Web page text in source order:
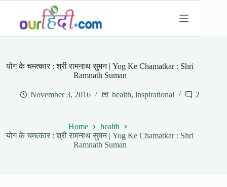
content
योग के चमत्कार : श्री रामनाथ सुमन | Yog Ke Chamatkar : Shri
Ramnath Suman
November 3, 2016 health,inspirational 2
Home
health
योग के चमत्कार : श्री रामनाथ सुमन | Yog Ke Chamatkar : Shri
Ramnath Suman